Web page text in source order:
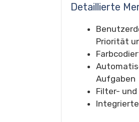
Detaillierte
Priorität
Aufgaben
Filter-